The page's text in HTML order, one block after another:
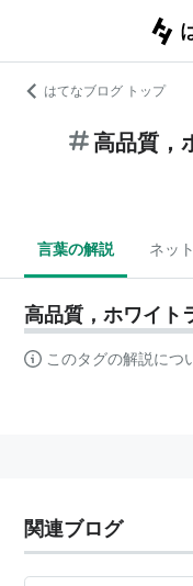
はてなブログ トップ
高品質，
言葉の解説 ネッ
高品質，ホワイト
このタグの解説につ
関連ブログ